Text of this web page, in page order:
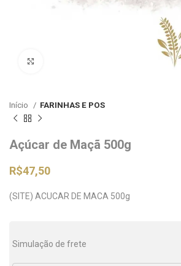
Início FARINHAS E POS
Açúcar de Maçã 500g
R$47,50
(SITE) ACUCAR DE MACA 500g
Simulação de frete